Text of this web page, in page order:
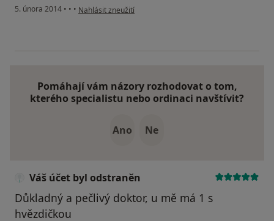
5. února 2014 • • • podle názoru uživatele Váš účet byl odstraněn
Nahlásit zneužití
Pomáhají vám názory rozhodovat o tom,
kterého specialistu nebo ordinaci navštívit?
Ano Ne
Váš účet byl odstraněn
Důkladný a pečlivý doktor, u mě má 1 s
hvězdičkou